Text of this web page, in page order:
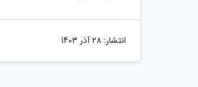
انتشار: 28 آذر 1403